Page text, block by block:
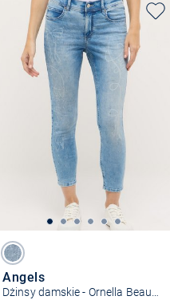
Angels
Dżinsy damskie - Ornella Beauty